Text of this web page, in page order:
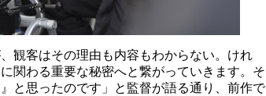
観客はその理由も内容もわからない。けれ
関わる重要な秘密へと繋がっていきます。そ
と思ったのです」と監督が語る通り、前作で